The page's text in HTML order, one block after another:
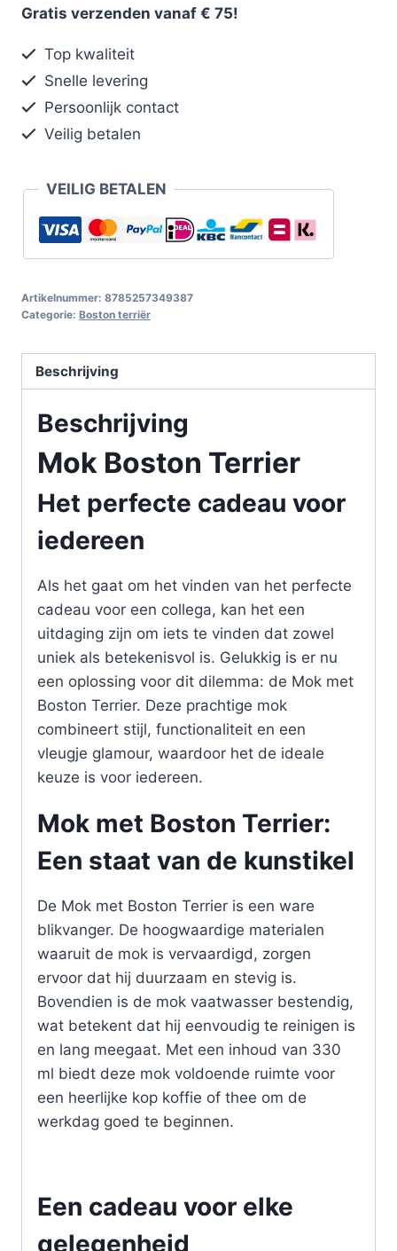
Gratis verzenden vanaf € 75!
Top kwaliteit
Snelle levering
Persoonlijk contact
Veilig betalen
VEILIG BETALEN
Artikelnummer: 8785257349387
Categorie: Boston terriër
Beschrijving
Beschrijving
Mok Boston Terrier
Het perfecte cadeau voor
iedereen
Als het gaat om het vinden van het perfecte
cadeau voor een collega, kan het een
uitdaging zijn om iets te vinden dat zowel
uniek als betekenisvol is. Gelukkig is er nu
een oplossing voor dit dilemma: de Mok met
Boston Terrier. Deze prachtige mok
combineert stijl, functionaliteit en een
vleugje glamour, waardoor het de ideale
keuze is voor iedereen.
Mok met Boston Terrier:
Een staat van de kunstikel
De Mok met Boston Terrier is een ware
blikvanger. De hoogwaardige materialen
waaruit de mok is vervaardigd, zorgen
ervoor dat hij duurzaam en stevig is.
Bovendien is de mok vaatwasser bestendig,
wat betekent dat hij eenvoudig te reinigen is
en lang meegaat. Met een inhoud van 330
ml biedt deze mok voldoende ruimte voor
een heerlijke kop koffie of thee om de
werkdag goed te beginnen.
Een cadeau voor elke
gelegenheid